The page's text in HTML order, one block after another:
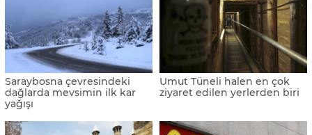
Saraybosna çevresindeki
dağlarda mevsimin ilk kar
yağışı
Umut Tüneli halen en çok
ziyaret edilen yerlerden biri